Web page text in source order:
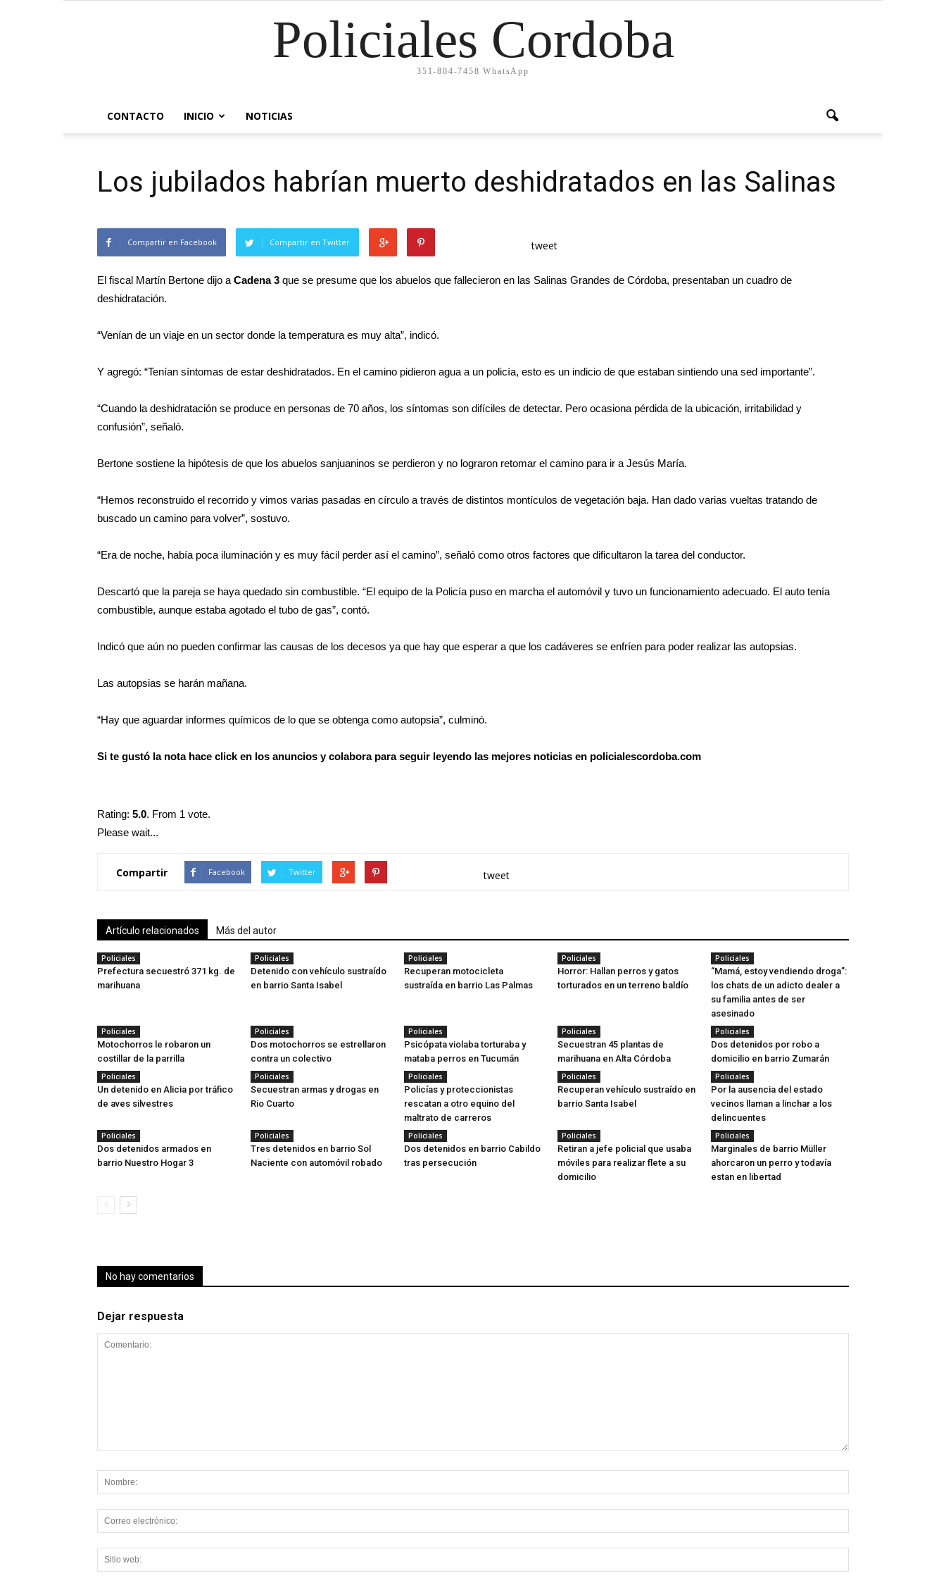
Policiales Cordoba
351-804-7458 WhatsApp
CONTACTO INICIO NOTICIAS
Los jubilados habrían muerto deshidratados en las Salinas
Compartir en Facebook Compartir en Twitter tweet
El fiscal Martín Bertone dijo a Cadena 3 que se presume que los abuelos que fallecieron en las Salinas Grandes de Córdoba, presentaban un cuadro de
deshidratación.
“Venían de un viaje en un sector donde la temperatura es muy alta”, indicó.
Y agregó: “Tenían síntomas de estar deshidratados. En el camino pidieron agua a un policía, esto es un indicio de que estaban sintiendo una sed importante”.
“Cuando la deshidratación se produce en personas de 70 años, los síntomas son difíciles de detectar. Pero ocasiona pérdida de la ubicación, irritabilidad y
confusión”, señaló.
Bertone sostiene la hipótesis de que los abuelos sanjuaninos se perdieron y no lograron retomar el camino para ir a Jesús María.
“Hemos reconstruido el recorrido y vimos varias pasadas en círculo a través de distintos montículos de vegetación baja. Han dado varias vueltas tratando de
buscado un camino para volver”, sostuvo.
“Era de noche, había poca iluminación y es muy fácil perder así el camino”, señaló como otros factores que dificultaron la tarea del conductor.
Descartó que la pareja se haya quedado sin combustible. “El equipo de la Policía puso en marcha el automóvil y tuvo un funcionamiento adecuado. El auto tenía
combustible, aunque estaba agotado el tubo de gas”, contó.
Indicó que aún no pueden confirmar las causas de los decesos ya que hay que esperar a que los cadáveres se enfríen para poder realizar las autopsias.
Las autopsias se harán mañana.
“Hay que aguardar informes químicos de lo que se obtenga como autopsia”, culminó.
Si te gustó la nota hace click en los anuncios y colabora para seguir leyendo las mejores noticias en policialescordoba.com
Rating: 5.0. From 1 vote.
Please wait...
Compartir Facebook Twitter tweet
Artículo relacionados Más del autor
Policiales
Prefectura secuestró 371 kg. de
marihuana
Policiales
Detenido con vehículo sustraído
en barrio Santa Isabel
Policiales
Recuperan motocicleta
sustraída en barrio Las Palmas
Policiales
Horror: Hallan perros y gatos
torturados en un terreno baldío
Policiales
“Mamá, estoy vendiendo droga”:
los chats de un adicto dealer a
su familia antes de ser
asesinado
Policiales
Motochorros le robaron un
costillar de la parrilla
Policiales
Dos motochorros se estrellaron
contra un colectivo
Policiales
Psicópata violaba torturaba y
mataba perros en Tucumán
Policiales
Secuestran 45 plantas de
marihuana en Alta Córdoba
Policiales
Dos detenidos por robo a
domicilio en barrio Zumarán
Policiales
Un detenido en Alicia por tráfico
de aves silvestres
Policiales
Secuestran armas y drogas en
Rio Cuarto
Policiales
Policías y proteccionistas
rescatan a otro equino del
maltrato de carreros
Policiales
Recuperan vehículo sustraído en
barrio Santa Isabel
Policiales
Por la ausencia del estado
vecinos llaman a linchar a los
delincuentes
Policiales
Dos detenidos armados en
barrio Nuestro Hogar 3
Policiales
Tres detenidos en barrio Sol
Naciente con automóvil robado
Policiales
Dos detenidos en barrio Cabildo
tras persecución
Policiales
Retiran a jefe policial que usaba
móviles para realizar flete a su
domicilio
Policiales
Marginales de barrio Müller
ahorcaron un perro y todavía
estan en libertad
No hay comentarios
Dejar respuesta